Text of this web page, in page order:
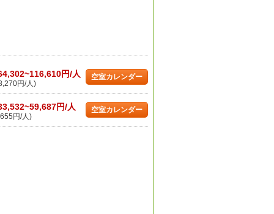
円/人
円/人)
空室カレンダー
円/人
円/人)
空室カレンダー